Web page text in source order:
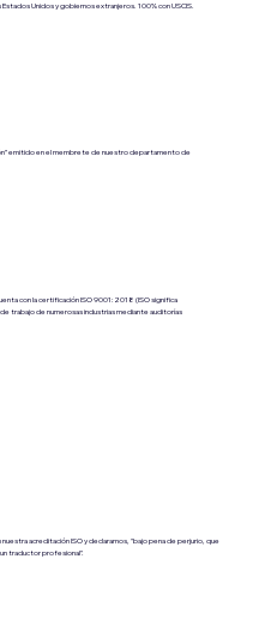
Unidos y gobiernos extranjeros. 100% con USCIS.
emitido en el membrete de nuestro departamento de
con la certificación ISO 9001:2018 (ISO significa
trabajo de numerosas industrias mediante auditorías
acreditación ISO y declaramos, "bajo pena de perjurio, que
traductor profesional".